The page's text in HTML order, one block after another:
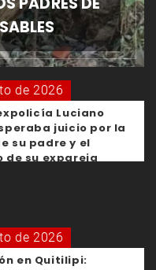
de 2026
Luciano
juicio por la
su padre y el
de su expareja
de 2026
en Quitilipi: